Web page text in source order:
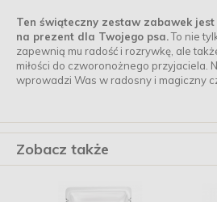
Ten świąteczny zestaw zabawek jest
na prezent dla Twojego psa.To nie
zapewnią mu radość i rozrywkę, ale
miłości do czworonożnego przyjaciela.
wprowadzi Was w radosny i magiczny
Zobacz także